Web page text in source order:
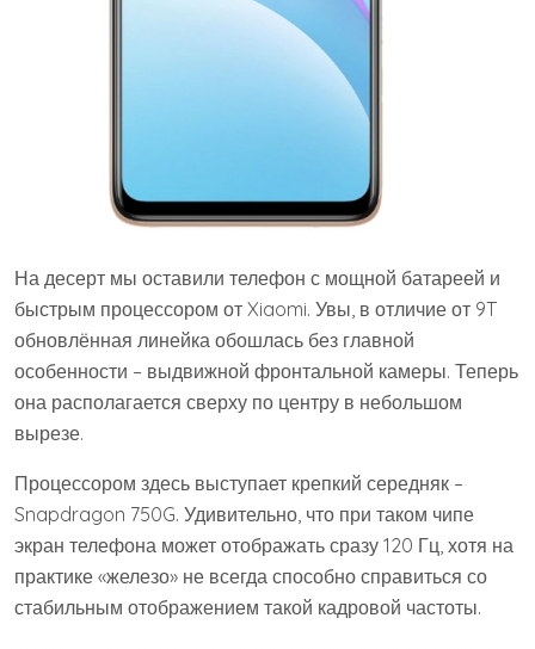
На десерт мы оставили телефон с мощной батареей и
быстрым процессором от Xiaomi. Увы, в отличие от 9T
обновлённая линейка обошлась без главной
особенности – выдвижной фронтальной камеры. Теперь
она располагается сверху по центру в небольшом
вырезе.
Процессором здесь выступает крепкий середняк –
Snapdragon 750G. Удивительно, что при таком чипе
экран телефона может отображать сразу 120 Гц, хотя на
практике «железо» не всегда способно справиться со
стабильным отображением такой кадровой частоты.